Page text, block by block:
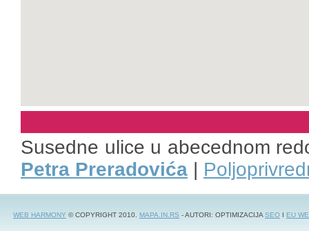
Susedne ulice u abecednom
Petra Preradovića |
WEB HARMONY © COPYRIGHT 2010. MAPA.IN.RS - AUTORI: OPTIMIZACIJASEO I EU